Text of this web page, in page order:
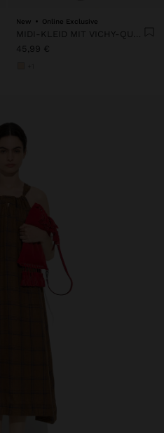
New Online Exclusive
MIDI-KLEID MIT VICHY-QUADRATEN
45,99 €